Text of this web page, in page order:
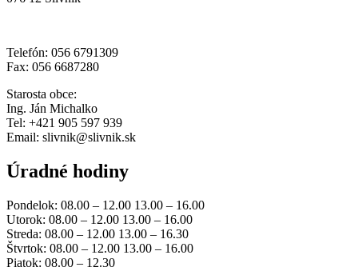
Telefón: 056 6791309
Fax: 056 6687280
Starosta obce:
Ing. Ján Michalko
Tel: +421 905 597 939
Email: slivnik@slivnik.sk
Úradné hodiny
Pondelok: 08.00 – 12.00 13.00 – 16.00
Utorok: 08.00 – 12.00 13.00 – 16.00
Streda: 08.00 – 12.00 13.00 – 16.30
Štvrtok: 08.00 – 12.00 13.00 – 16.00
Piatok: 08.00 – 12.30